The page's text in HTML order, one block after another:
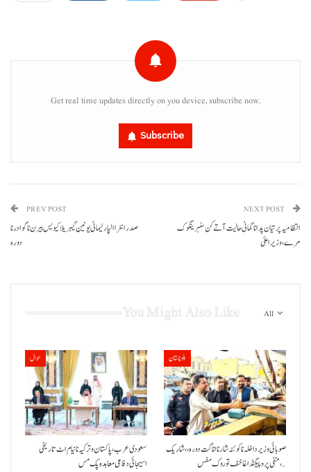
Get real time updates directly on you device, subscribe now.
Subscribe
PREV POST
صدر انٹرا الپارلیمانی یونین گیبریلا کیویس بیرن نا گوادر نا
دورہ
NEXT POST
انتظامیہ پر تیان پد انا گمانی حالیت آتے کن سنبرینگوک
مرے، وزیر اعلیٰ
All
حوال
سعودی عرب، پاکستان و ترکیہ نا نیام اٹ تاریخی
اسیجائی دفاعی معاہدہ پک مس
بلوچستان
صوبائی وزیر داخلہ نا کوئٹہ شار نا اناگت دورہ،، شاریک
منفی پروپیگنڈا غا خف توروک مفس،…